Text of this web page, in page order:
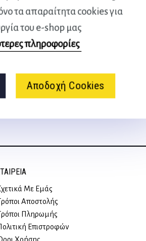
τα απαραίτητα cookies για
του e-shop μας
πληροφορίες
Αποδοχή Cookies
μας
Με Εμάς
Αποστολής
Πληρωμής
Επιστροφών
Χρήσης